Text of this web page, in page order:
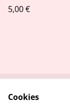
5,00 €
Cookies